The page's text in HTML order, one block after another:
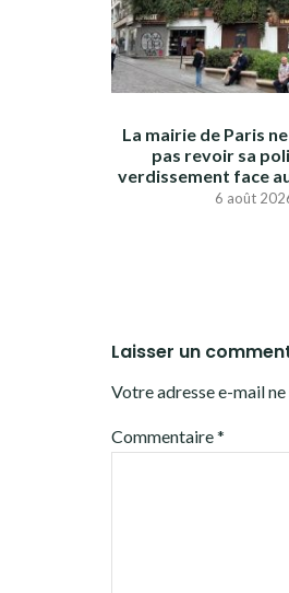
La mairie de Paris
pas revoir sa
verdissement face
6 août
Laisser un
Votre adresse e-mail
Commentaire*